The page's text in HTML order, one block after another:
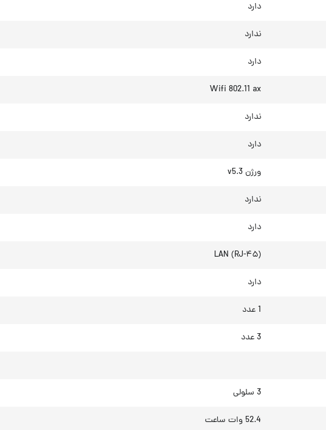
دارد
ندارد
دارد
Wifi 802.11 ax
ندارد
دارد
ورژن v5.3
ندارد
دارد
LAN (RJ-۴۵)
دارد
1 عدد
3 عدد
3 سلولی
52.4 وات ساعت